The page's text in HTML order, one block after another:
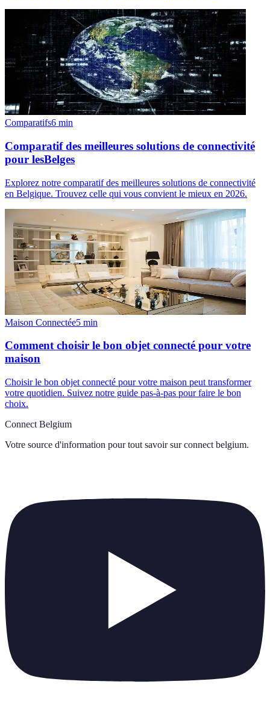
Comparatifs6 min
Comparatif des meilleures solutions de connectivité
pour lesBelges
Explorez notre comparatif des meilleures solutions de connectivité
en Belgique. Trouvez celle qui vous convient le mieux en 2026.
Maison Connectée5 min
Comment choisir le bon objet connecté pour votre
maison
Choisir le bon objet connecté pour votre maison peut transformer
votre quotidien. Suivez notre guide pas-à-pas pour faire le bon
choix.
Connect Belgium
Votre source d'information pour tout savoir sur connect belgium.